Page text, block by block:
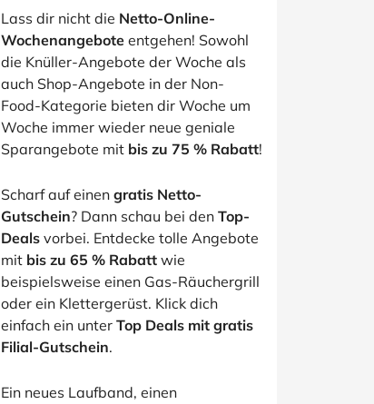
Lass dir nicht die Netto-Online-
Wochenangebote entgehen! Sowohl
die Knüller-Angebote der Woche als
auch Shop-Angebote in der Non-
Food-Kategorie bieten dir Woche um
Woche immer wieder neue geniale
Sparangebote mit bis zu 75 % Rabatt!
Scharf auf einen gratis Netto-
Gutschein? Dann schau bei den Top-
Deals vorbei. Entdecke tolle Angebote
mit bis zu 65 % Rabatt wie
beispielsweise einen Gas-Räuchergrill
oder ein Klettergerüst. Klick dich
einfach ein unter Top Deals mit gratis
Filial-Gutschein.
Ein neues Laufband, einen